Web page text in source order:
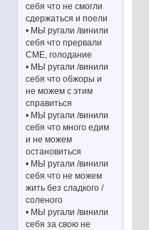
себя что не смогли
сдержаться и поели
• МЫ ругали /винили
себя что прервали
СМЕ, голодание
• МЫ ругали /винили
себя что обжоры и
не можем с этим
справиться
• МЫ ругали /винили
себя что много едим
и не можем
остановиться
• МЫ ругали /винили
себя что не можем
жить без сладкого /
соленого
• МЫ ругали /винили
себя за свою не